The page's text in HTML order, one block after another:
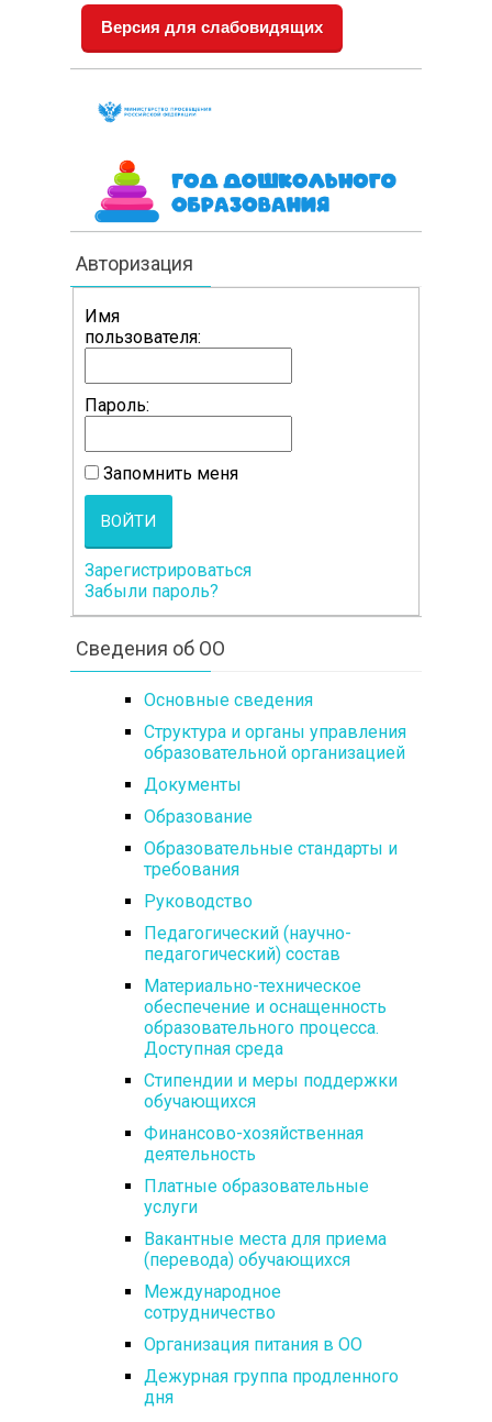
Версия для слабовидящих
Авторизация
Имя
пользователя:
Пароль:
Запомнить меня
ВОЙТИ
Зарегистрироваться
Забыли пароль?
Сведения об ОО
Основные сведения
Структура и органы управления
образовательной организацией
Документы
Образование
Образовательные стандарты и
требования
Руководство
Педагогический (научно-
педагогический) состав
Материально-техническое
обеспечение и оснащенность
образовательного процесса.
Доступная среда
Стипендии и меры поддержки
обучающихся
Финансово-хозяйственная
деятельность
Платные образовательные
услуги
Вакантные места для приема
(перевода) обучающихся
Международное
сотрудничество
Организация питания в ОО
Дежурная группа продленного
дня